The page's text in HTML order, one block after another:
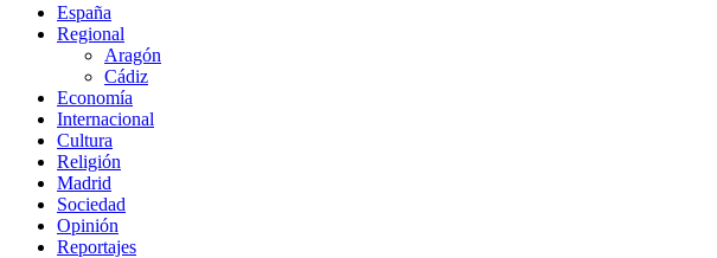
España
Regional
Aragón
Cádiz
Economía
Internacional
Cultura
Religión
Madrid
Sociedad
Opinión
Reportajes